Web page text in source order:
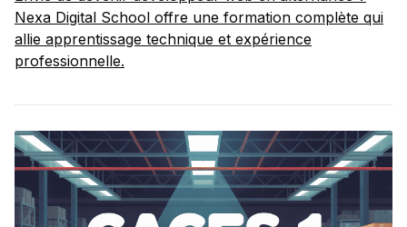
Nexa Digital School offre une formation complète qui
allie apprentissage technique et expérience
professionnelle.